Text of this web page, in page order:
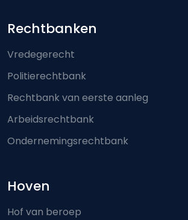
Footer-menu
Rechtbanken
Vredegerecht
Politierechtbank
Rechtbank van eerste aanleg
Arbeidsrechtbank
Ondernemingsrechtbank
Hoven
Hof van beroep